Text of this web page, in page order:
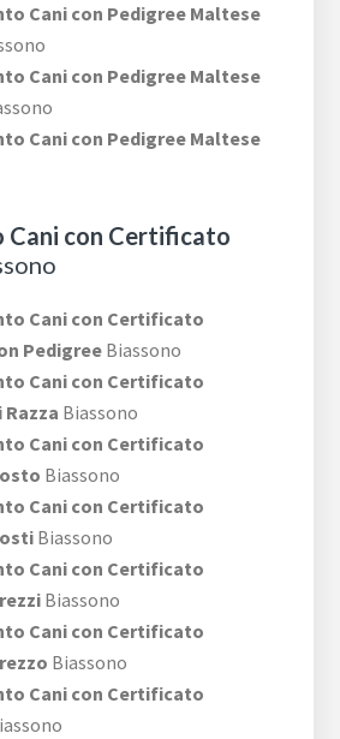
Cani con Pedigree Maltese
Cani con Pedigree Maltese
Cani con Pedigree Maltese
Cani con Certificato
Cani con Certificato
Pedigree Biassono
Cani con Certificato
Biassono
Cani con Certificato
Biassono
Cani con Certificato
Biassono
Cani con Certificato
Biassono
Cani con Certificato
Biassono
Cani con Certificato